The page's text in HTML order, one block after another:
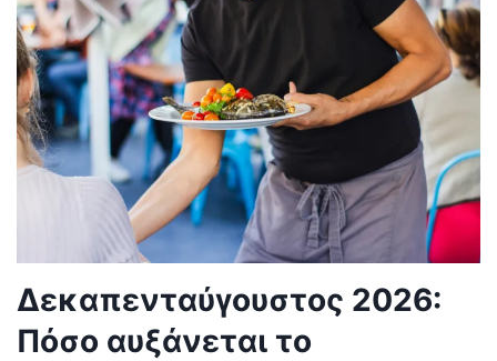
Δεκαπενταύγουστος 2026:
Πόσο αυξάνεται το